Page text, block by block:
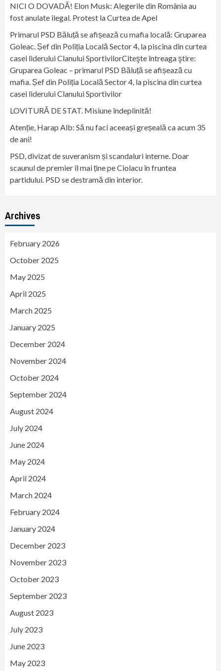
NICI O DOVADĂ! Elon Musk: Alegerile din România au
fost anulate ilegal. Protest la Curtea de Apel
Primarul PSD Băluță se afișează cu mafia locală: Gruparea
Goleac. Șef din Poliția Locală Sector 4, la piscina din curtea
casei liderului Clanului SportivilorCiteşte întreaga ştire:
Gruparea Goleac – primarul PSD Băluță se afișează cu
mafia. Șef din Poliția Locală Sector 4, la piscina din curtea
casei liderului Clanului Sportivilor
LOVITURĂ DE STAT. Misiune îndeplinită!
Atenție, Harap Alb: Să nu faci aceeași greșeală ca acum 35
de ani!
PSD, divizat de suveranism și scandaluri interne. Doar
scaunul de premier îl mai ține pe Ciolacu în fruntea
partidului. PSD se destramă din interior.
Archives
February 2026
October 2025
May 2025
April 2025
March 2025
January 2025
December 2024
November 2024
October 2024
September 2024
August 2024
July 2024
June 2024
May 2024
April 2024
March 2024
February 2024
January 2024
December 2023
November 2023
October 2023
September 2023
August 2023
July 2023
June 2023
May 2023